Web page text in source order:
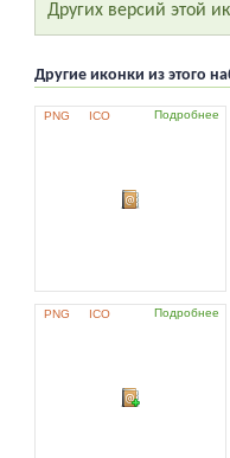
Других версий этой
Другие иконки из этого
PNG ICO Подробнее
PNG ICO Подробнее